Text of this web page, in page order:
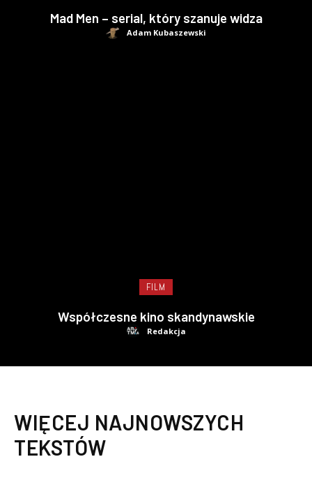
Mad Men – serial, który szanuje widza
Adam Kubaszewski
FILM
Współczesne kino skandynawskie
Redakcja
WIĘCEJ NAJNOWSZYCH
TEKSTÓW